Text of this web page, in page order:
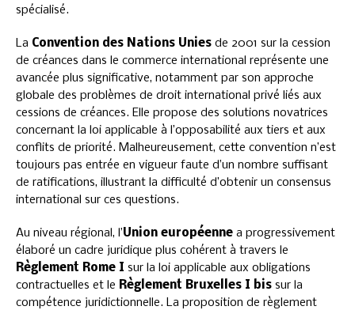
spécialisé.
La Convention des Nations Unies de 2001 sur la cession
de créances dans le commerce international représente une
avancée plus significative, notamment par son approche
globale des problèmes de droit international privé liés aux
cessions de créances. Elle propose des solutions novatrices
concernant la loi applicable à l’opposabilité aux tiers et aux
conflits de priorité. Malheureusement, cette convention n’est
toujours pas entrée en vigueur faute d’un nombre suffisant
de ratifications, illustrant la difficulté d’obtenir un consensus
international sur ces questions.
Au niveau régional, l’Union européenne a progressivement
élaboré un cadre juridique plus cohérent à travers le
Règlement Rome I sur la loi applicable aux obligations
contractuelles et le Règlement Bruxelles I bis sur la
compétence juridictionnelle. La proposition de règlement